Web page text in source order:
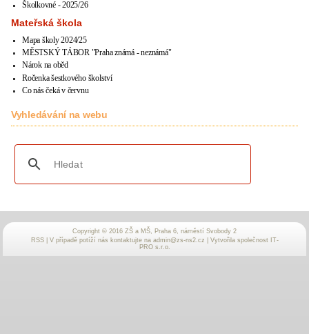
Školkovné - 2025/26
Mateřská škola
Mapa školy 2024/25
MĚSTSKÝ TÁBOR "Praha známá - neznámá"
Nárok na oběd
Ročenka šestkového školství
Co nás čeká v červnu
Vyhledávání na webu
Copyright © 2016 ZŠ a MŠ, Praha 6, náměstí Svobody 2
RSS| V případě potíží nás kontaktujte na admin@zs-ns2.cz | Vytvořila společnost IT-
PRO s.r.o.